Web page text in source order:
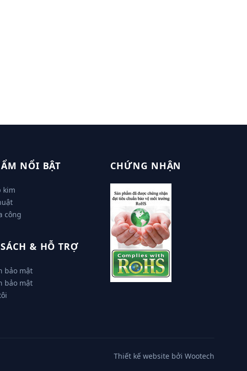
NỔI BẬT
kim
công
& HỖ TRỢ
bảo mật
bảo mật
CHỨNG NHẬN
Thiết kế website bởi Wootech